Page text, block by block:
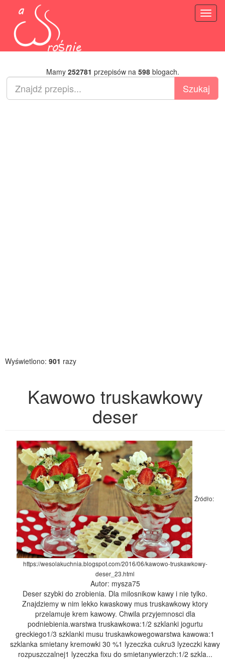
Mamy 252781 przepisów na 598blogach.
Wyświetlono: 901 razy
Kawowo truskawkowy
deser
Źródło:
https://wesolakuchnia.blogspot.com/2016/06/kawowo-truskawkowy-
deser_23.html
Autor: mysza75
Deser szybki do zrobienia. Dla milosnikow kawy i nie tylko.
Znajdziemy w nim lekko kwaskowy mus truskawkowy ktory
przelamuje krem kawowy. Chwila przyjemnosci dla
podniebienia.warstwa truskawkowa:1/2 szklanki jogurtu
greckiego1/3 szklanki musu truskawkowegowarstwa kawowa:1
szklanka smietany kremowki 30 %1 lyzeczka cukru3 lyzeczki kawy
rozpuszczalnej1 lyzeczka fixu do smietanywierzch:1/2 szkla...